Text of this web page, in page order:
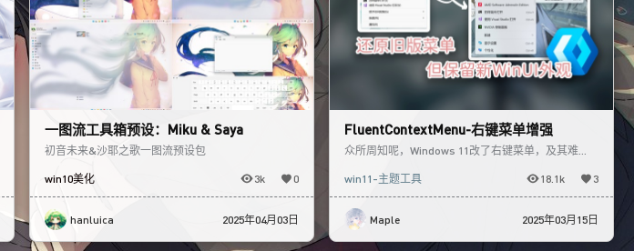
一图流工具箱预设：Miku & Saya
初音未来&沙耶之歌一图流预设包
win10美化 3k 0
hanluica 2025年04月03日
FluentContextMenu-右键菜单增强
众所周知呢，Windows 11改了右键菜单，及其难
收到了二级菜
win11-主题工具 18.1k 3
Maple 2025年03月15日